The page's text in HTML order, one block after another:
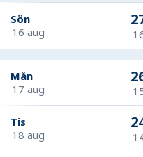
Sön
16 aug
Mån
17 aug
Tis
18 aug